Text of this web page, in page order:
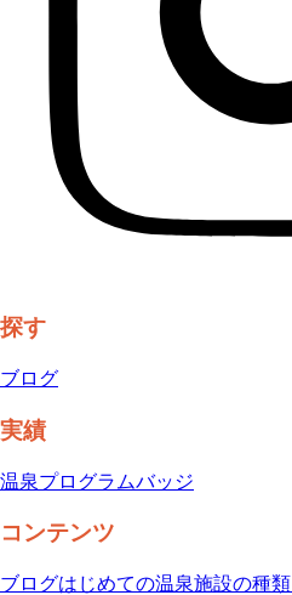
探す
ブログ
実績
温泉プログラムバッジ
コンテンツ
ブログはじめての温泉施設の種類